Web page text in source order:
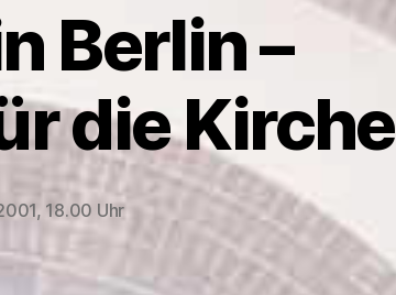
Berlin –
die Kirche
18.00 Uhr